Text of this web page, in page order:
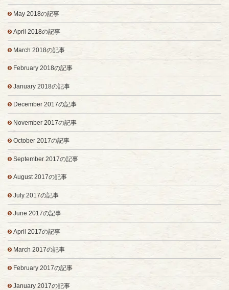
May 2018の記事
April 2018の記事
March 2018の記事
February 2018の記事
January 2018の記事
December 2017の記事
November 2017の記事
October 2017の記事
September 2017の記事
August 2017の記事
July 2017の記事
June 2017の記事
April 2017の記事
March 2017の記事
February 2017の記事
January 2017の記事